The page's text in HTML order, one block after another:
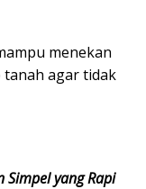
menekan
agar tidak
Simpel yang Rapi